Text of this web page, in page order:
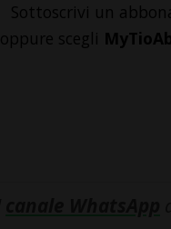
Sottoscrivi un
oppure scegli